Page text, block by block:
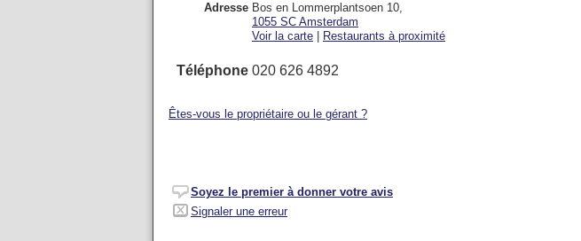
Adresse Bos en Lommerplantsoen 10,
1055 SC Amsterdam
Voir la carte
Restaurants à proximité
Téléphone 020 626 4892
Êtes-vous le propriétaire ou le gérant ?
Soyez le premier à donner votre avis
Signaler une erreur